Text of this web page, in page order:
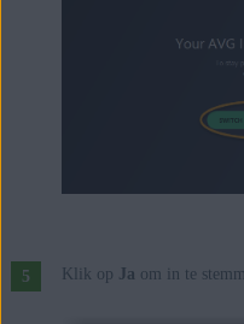
Klik op Ja om in te